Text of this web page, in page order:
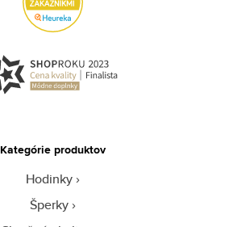
Kategórie produktov
Hodinky
Šperky